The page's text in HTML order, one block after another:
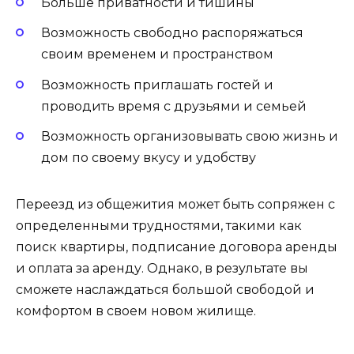
Возможность свободно распоряжаться
своим временем и пространством
Возможность приглашать гостей и
проводить время с друзьями и семьей
Возможность организовывать свою жизнь и
дом по своему вкусу и удобству
Переезд из общежития может быть сопряжен с
определенными трудностями, такими как
поиск квартиры, подписание договора аренды
и оплата за аренду. Однако, в результате вы
сможете наслаждаться большой свободой и
комфортом в своем новом жилище.